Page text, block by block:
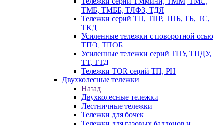
ТМБ, ТМББ, ТЛФЗ, ТДЯ
Тележки серий ТП, ТПР, ТПБ, ТБ, ТС,
ТКД
Усиленные тележки с поворотной осью
ТПО, ТПОБ
Усиленные тележки серий ТПУ, ТПДУ,
ТТ, ТТД
Тележки TOR серий ТП, PH
Двухколесные тележки
Назад
Двухколесные тележки
Лестничные тележки
Тележки для бочек
Тележки для газовых баллонов и